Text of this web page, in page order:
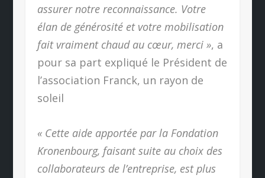
assurer notre reconnaissance. Votre
élan de générosité et votre mobilisation
fait vraiment chaud au cœur, merci », a
pour sa part expliqué le Président de
l’association Franck, un rayon de
soleil
« Cette aide apportée par la Fondation
Kronenbourg, faisant suite au choix des
collaborateurs de l’entreprise, est plus